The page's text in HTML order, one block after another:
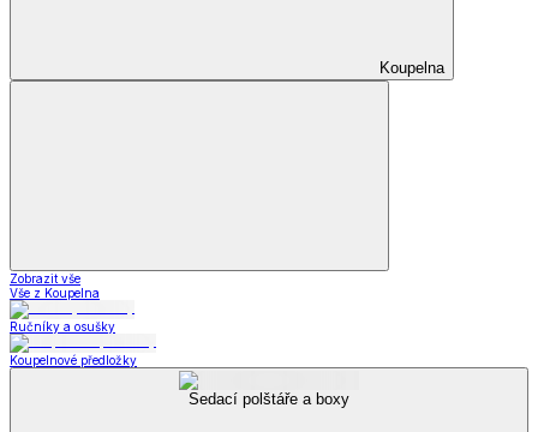
Koupelna
Zobrazit vše
Vše z Koupelna
Ručníky a osušky
Koupelnové předložky
Sedací polštáře a boxy